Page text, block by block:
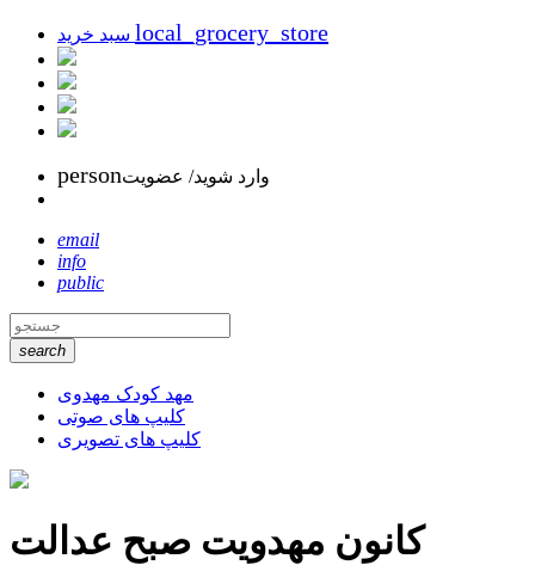
local_grocery_store
personوارد شوید/ عضویت
email
info
public
search
مهد کودک مهدوی
کلیپ های صوتی
کلیپ های تصویری
کانون مهدویت صبح عدالت